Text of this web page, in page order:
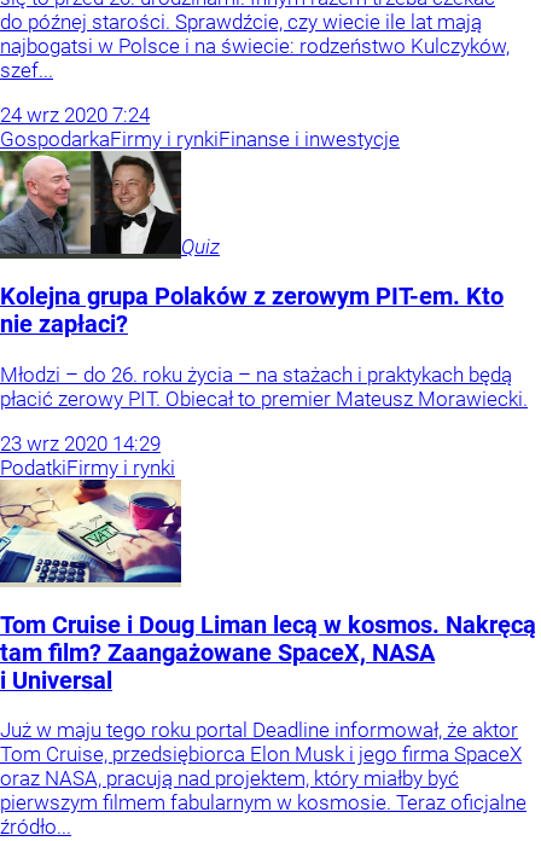
do późnej starości. Sprawdźcie, czy wiecie ile lat mają
najbogatsi w Polsce i na świecie: rodzeństwo Kulczyków,
szef...
24 wrz 2020 7:24
GospodarkaFirmy i rynkiFinanse i inwestycje
Quiz
Kolejna grupa Polaków z zerowym PIT-em. Kto
nie zapłaci?
Młodzi – do 26. roku życia – na stażach i praktykach będą
płacić zerowy PIT. Obiecał to premier Mateusz Morawiecki.
23 wrz 2020 14:29
PodatkiFirmy i rynki
Tom Cruise i Doug Liman lecą w kosmos. Nakręcą
tam film? Zaangażowane SpaceX, NASA
i Universal
Już w maju tego roku portal Deadline informował, że aktor
Tom Cruise, przedsiębiorca Elon Musk i jego firma SpaceX
oraz NASA, pracują nad projektem, który miałby być
pierwszym filmem fabularnym w kosmosie. Teraz oficjalne
źródło...